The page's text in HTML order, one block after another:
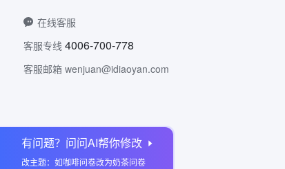
有问题？问问AI帮你修改
改主题：如咖啡问卷改为奶茶问卷
在线客服
客服专线 4006-700-778
客服邮箱 wenjuan@idiaoyan.com
问卷网公众号